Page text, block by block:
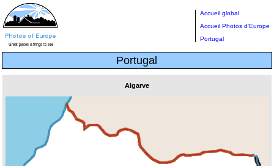
Accueil global
Accueil Photos d'Europe
Portugal
Portugal
Algarve